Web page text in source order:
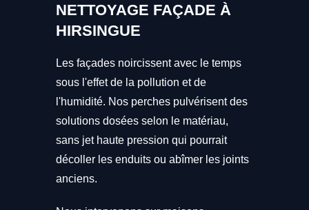
NETTOYAGE FAÇADE À
HIRSINGUE
Les façades noircissent avec le temps
sous l'effet de la pollution et de
l'humidité. Nos perches pulvérisent des
solutions dosées selon le matériau,
sans jet haute pression qui pourrait
décoller les enduits ou abîmer les joints
anciens.